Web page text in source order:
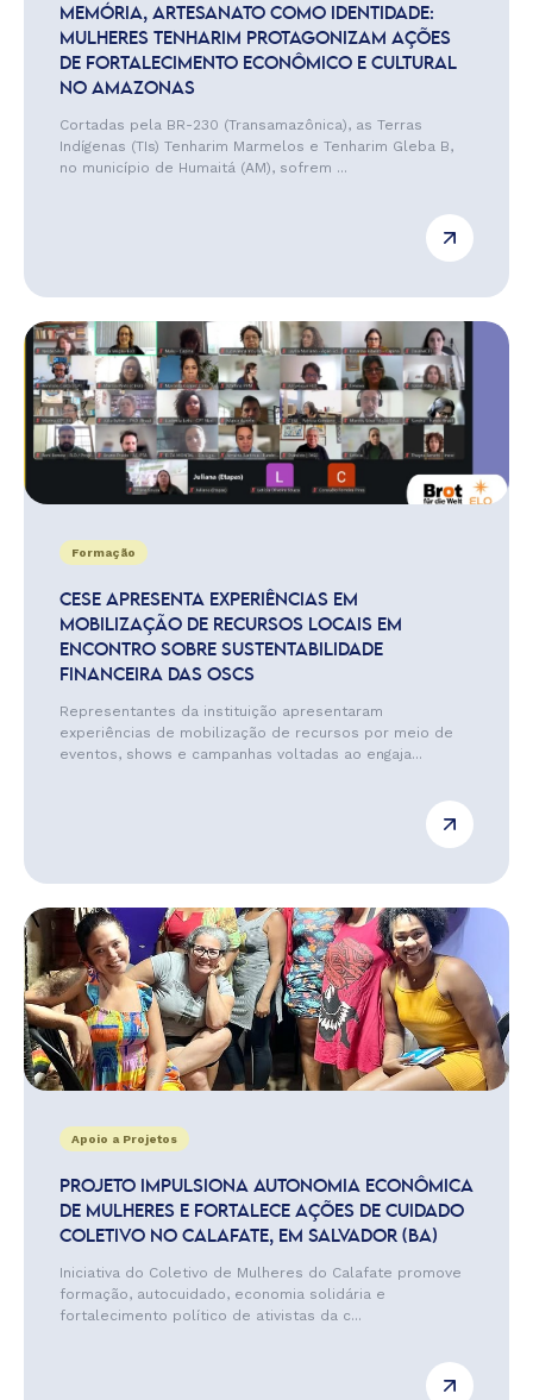
MEMÓRIA, ARTESANATO COMO IDENTIDADE:
MULHERES TENHARIM PROTAGONIZAM AÇÕES
DE FORTALECIMENTO ECONÔMICO E CULTURAL
NO AMAZONAS
Cortadas pela BR-230 (Transamazônica), as Terras
Indígenas (TIs) Tenharim Marmelos e Tenharim Gleba B,
no município de Humaitá (AM), sofrem ...
Formação
CESE APRESENTA EXPERIÊNCIAS EM
MOBILIZAÇÃO DE RECURSOS LOCAIS EM
ENCONTRO SOBRE SUSTENTABILIDADE
FINANCEIRA DAS OSCS
Representantes da instituição apresentaram
experiências de mobilização de recursos por meio de
eventos, shows e campanhas voltadas ao engaja...
Apoio a Projetos
PROJETO IMPULSIONA AUTONOMIA ECONÔMICA
DE MULHERES E FORTALECE AÇÕES DE CUIDADO
COLETIVO NO CALAFATE, EM SALVADOR (BA)
Iniciativa do Coletivo de Mulheres do Calafate promove
formação, autocuidado, economia solidária e
fortalecimento político de ativistas da c...